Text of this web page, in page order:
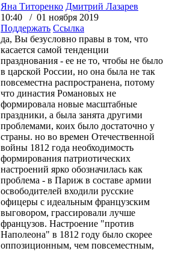
Яна Титоренко Дмитрий Лазарев
10:40 / 01 ноября 2019
Поддержать Ссылка
да, Вы безусловно правы в том, что
касается самой тенденции
празднования - ее не то, чтобы не было
в царской России, но она была не так
повсеместна распространена, потому
что династия Романовых не
формировала новые масштабные
праздники, а была занята другими
проблемами, коих было достаточно у
страны. но во времен Отечественной
войны 1812 года необходимость
формирования патриотических
настроений ярко обозначилась как
проблема - в Париж в составе армии
освободителей входили русские
офицеры с идеальным французским
выговором, грассировали лучше
французов. Настроение "против
Наполеона" в 1812 году было скорее
оппозиционным, чем повсеместным,